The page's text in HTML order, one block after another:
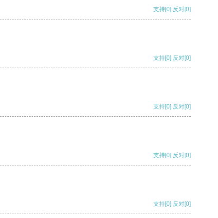
支持[0] 反对[0]
支持[0] 反对[0]
支持[0] 反对[0]
支持[0] 反对[0]
支持[0] 反对[0]